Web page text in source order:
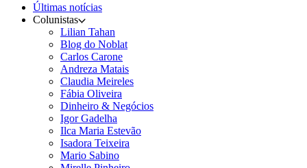
Últimas notícias
Colunistas
Lilian Tahan
Blog do Noblat
Carlos Carone
Andreza Matais
Claudia Meireles
Fábia Oliveira
Dinheiro & Negócios
Igor Gadelha
Ilca Maria Estevão
Isadora Teixeira
Mario Sabino